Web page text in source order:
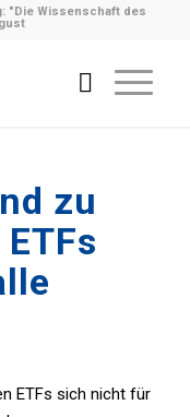
"Die Wissenschaft des
zu